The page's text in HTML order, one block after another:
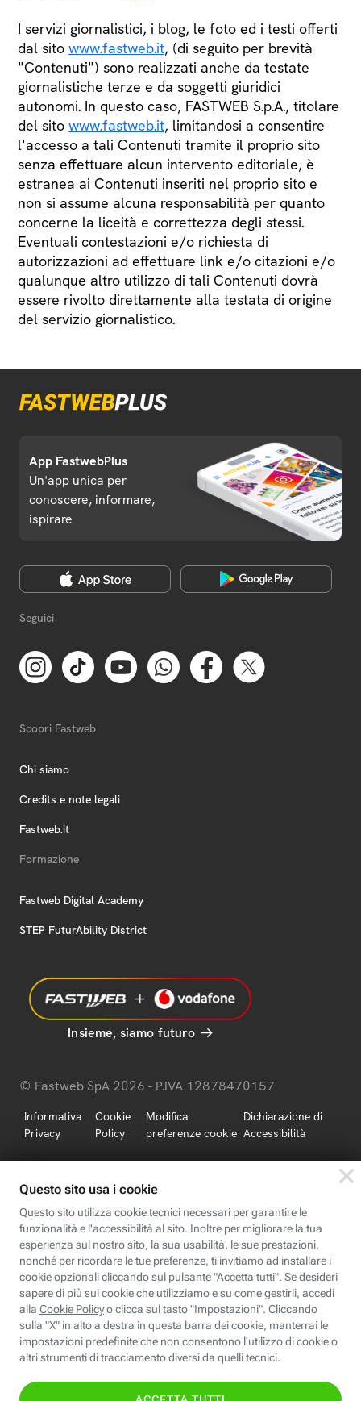
I servizi giornalistici, i blog, le foto ed i testi offerti
dal sito www.fastweb.it, (di seguito per brevità
"Contenuti") sono realizzati anche da testate
giornalistiche terze e da soggetti giuridici
autonomi. In questo caso, FASTWEB S.p.A., titolare
del sito www.fastweb.it, limitandosi a consentire
l'accesso a tali Contenuti tramite il proprio sito
senza effettuare alcun intervento editoriale, è
estranea ai Contenuti inseriti nel proprio sito e
non si assume alcuna responsabilità per quanto
concerne la liceità e correttezza degli stessi.
Eventuali contestazioni e/o richiesta di
autorizzazioni ad effettuare link e/o citazioni e/o
qualunque altro utilizzo di tali Contenuti dovrà
essere rivolto direttamente alla testata di origine
del servizio giornalistico.
App FastwebPlus
Un'app unica per
conoscere, informare,
ispirare
Seguici
Scopri Fastweb
Chi siamo
Credits e note legali
Fastweb.it
Formazione
Fastweb Digital Academy
STEP FuturAbility District
Insieme, siamo futuro
© Fastweb SpA 2026 - P.IVA 12878470157
Informativa
Privacy
Cookie
Policy
Modifica
preferenze cookie
Dichiarazione di
Accessibilità